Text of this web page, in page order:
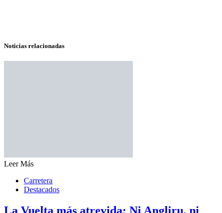
Noticias relacionadas
Leer Más
Carretera
Destacados